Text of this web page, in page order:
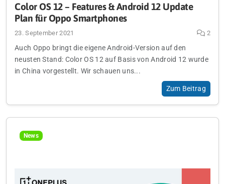
Color OS 12 – Features & Android 12 Update
Plan für Oppo Smartphones
23. September 2021 2
Auch Oppo bringt die eigene Android-Version auf den
neusten Stand: Color OS 12 auf Basis von Android 12 wurde
in China vorgestellt. Wir schauen uns...
Zum Beitrag
News